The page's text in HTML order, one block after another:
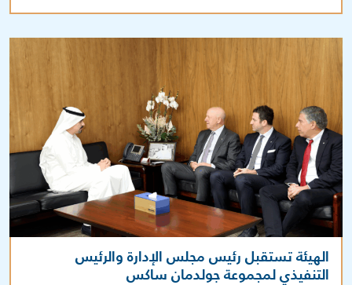
الهيئة تستقبل رئيس مجلس الإدارة والرئيس
التنفيذي لمجموعة جولدمان ساكس